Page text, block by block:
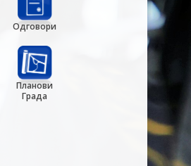
Одговори
Планови
Града